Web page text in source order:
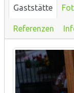
Gaststätte
Referenzen